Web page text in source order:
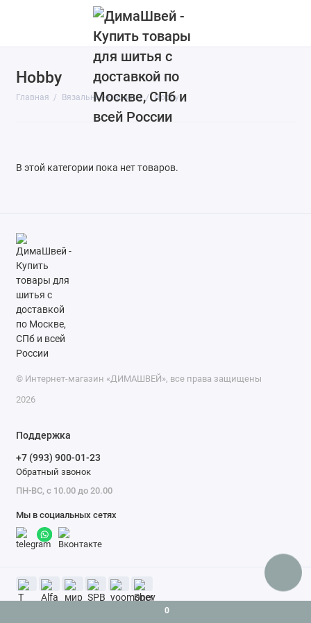
0
Hobby
Главная Вязальные машины Hobby
Hobby
В этой категории пока нет товаров.
© Интернет-магазин «ДИМАШВЕЙ», все права защищены
2026
Поддержка
+7 (993) 900-01-23
Обратный звонок
ПН-ВС, с 10.00 до 20.00
Мы в социальных сетях